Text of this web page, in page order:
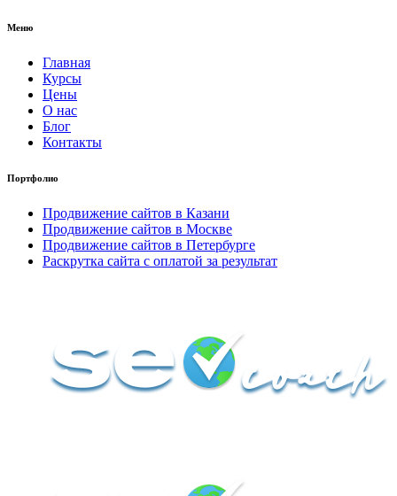
Меню
Главная
Курсы
Цены
О нас
Блог
Контакты
Портфолио
Продвижение сайтов в Казани
Продвижение сайтов в Москве
Продвижение сайтов в Петербурге
Раскрутка сайта с оплатой за результат